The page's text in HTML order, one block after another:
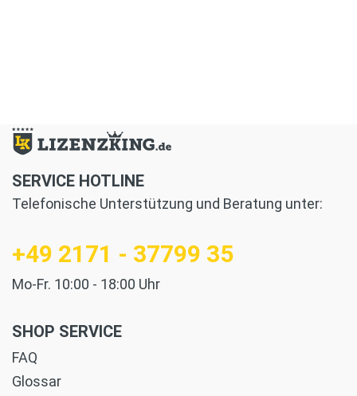
SERVICE HOTLINE
Telefonische Unterstützung und Beratung unter:
+49 2171 - 37799 35
Mo-Fr. 10:00 - 18:00 Uhr
SHOP SERVICE
FAQ
Glossar